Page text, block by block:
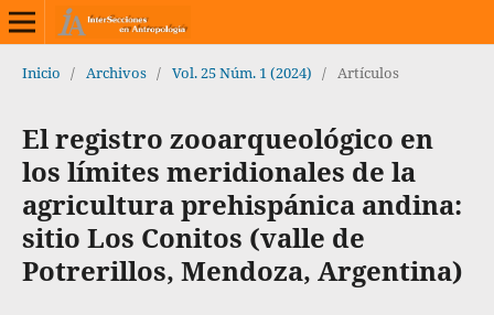
Inicio / Archivos / Vol. 25 Núm. 1 (2024) / Artículos
El registro zooarqueológico en
los límites meridionales de la
agricultura prehispánica andina:
sitio Los Conitos (valle de
Potrerillos, Mendoza, Argentina)